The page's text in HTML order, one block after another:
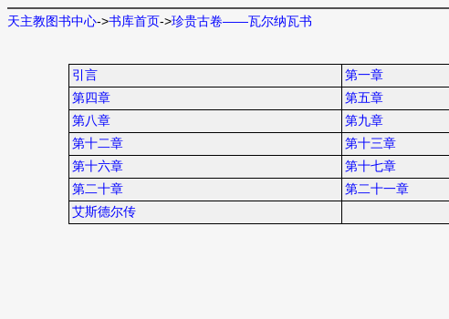
天主教图书中心->书库首页->珍贵古卷——瓦尔纳瓦书
引言
第一章
第四章
第五章
第八章
第九章
第十二章
第十三章
第十六章
第十七章
第二十章
第二十一章
艾斯德尔传